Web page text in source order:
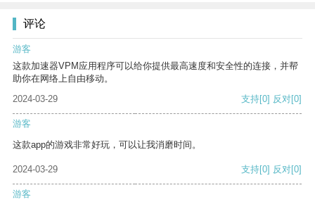
评论
游客
这款加速器VPM应用程序可以给你提供最高速度和安全性的连接，并帮
助你在网络上自由移动。
2024-03-29
支持[0] 反对[0]
游客
这款app的游戏非常好玩，可以让我消磨时间。
2024-03-29 支持[0] 反对[0]
游客